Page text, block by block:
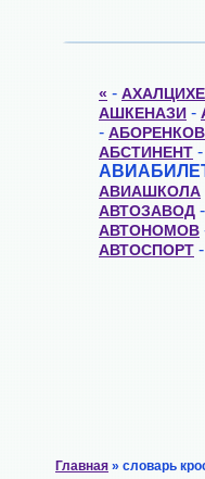
« - АХАЛЦИХЕ
АШКЕНАЗИ -
- АБОРЕНКОВ
АБСТИНЕНТ -
АВИАШКОЛА
АВТОЗАВОД -
АВТОНОМОВ
АВТОСПОРТ
Главная » словарь